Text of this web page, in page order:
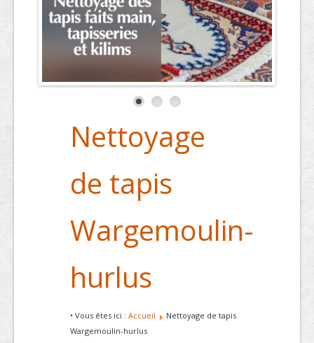
Nettoyage
de tapis
Wargemoulin-
hurlus
• Vous êtes ici : Accueil
Nettoyage de tapis
Wargemoulin-hurlus